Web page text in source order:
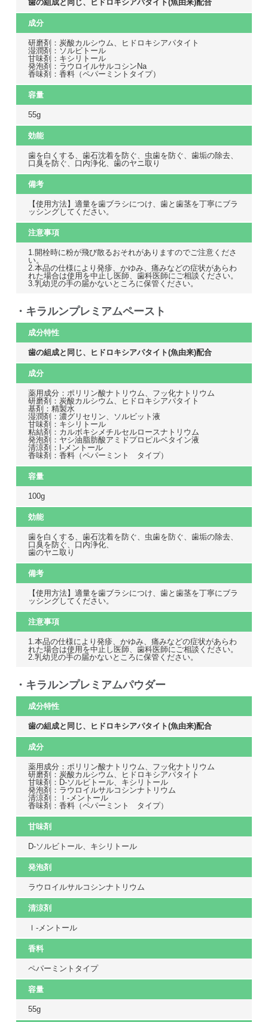
歯の組成と同じ、ヒドロキシアパタイト(魚由来)配合
成分
研磨剤：炭酸カルシウム、ヒドロキシアパタイト
湿潤剤：ソルビトール
甘味剤：キシリトール
発泡剤：ラウロイルサルコシンNa
香味剤：香料（ペパーミントタイプ）
容量
55g
効能
歯を白くする、歯石沈着を防ぐ、虫歯を防ぐ、歯垢の除去、
口臭を防ぐ、口内浄化、歯のヤニ取り
備考
【使用方法】適量を歯ブラシにつけ、歯と歯茎を丁寧にブラ
ッシングしてください。
注意事項
1.開栓時に粉が飛び散るおそれがありますのでご注意くださ
い。
2.本品の仕様により発疹、かゆみ、痛みなどの症状があらわ
れた場合は使用を中止し医師、歯科医師にご相談ください。
3.乳幼児の手の届かないところに保管ください。
・キラルンプレミアムペースト
成分特性
歯の組成と同じ、ヒドロキシアパタイト(魚由来)配合
成分
薬用成分：ポリリン酸ナトリウム、フッ化ナトリウム
研磨剤：炭酸カルシウム、ヒドロキシアパタイト
基剤：精製水
湿潤剤：濃グリセリン、ソルビット液
甘味剤：キシリトール
粘結剤：カルボキシメチルセルロースナトリウム
発泡剤：ヤシ油脂肪酸アミドプロピルベタイン液
清涼剤：I-メントール
香味剤：香料（ペパーミント タイプ）
容量
100g
効能
歯を白くする、歯石沈着を防ぐ、虫歯を防ぐ、歯垢の除去、
口臭を防ぐ、口内浄化、
歯のヤニ取り
備考
【使用方法】適量を歯ブラシにつけ、歯と歯茎を丁寧にブラ
ッシングしてください。
注意事項
1.本品の仕様により発疹、かゆみ、痛みなどの症状があらわ
れた場合は使用を中止し医師、歯科医師にご相談ください。
2.乳幼児の手の届かないところに保管ください。
・キラルンプレミアムパウダー
成分特性
歯の組成と同じ、ヒドロキシアパタイト(魚由来)配合
成分
薬用成分：ポリリン酸ナトリウム、フッ化ナトリウム
研磨剤：炭酸カルシウム、ヒドロキシアパタイト
甘味剤：D-ソルビトール、キシリトール
発泡剤：ラウロイルサルコシンナトリウム
清涼剤：ｌ-メントール
香味剤：香料（ペパーミント タイプ）
甘味剤
D-ソルビトール、キシリトール
発泡剤
ラウロイルサルコシンナトリウム
清涼剤
ｌ-メントール
香料
ペパーミントタイプ
容量
55g